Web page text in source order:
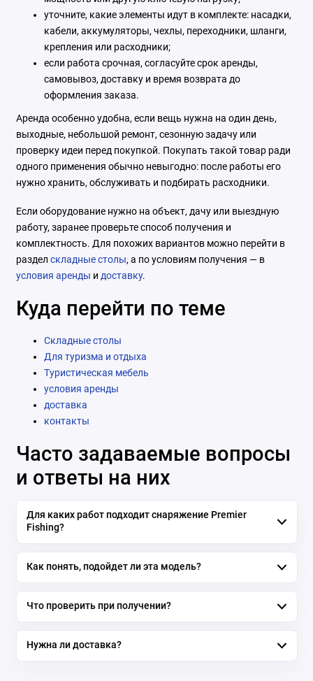
уточните, какие элементы идут в комплекте: насадки,
кабели, аккумуляторы, чехлы, переходники, шланги,
крепления или расходники;
если работа срочная, согласуйте срок аренды,
самовывоз, доставку и время возврата до
оформления заказа.
Аренда особенно удобна, если вещь нужна на один день,
выходные, небольшой ремонт, сезонную задачу или
проверку идеи перед покупкой. Покупать такой товар ради
одного применения обычно невыгодно: после работы его
нужно хранить, обслуживать и подбирать расходники.
Если оборудование нужно на объект, дачу или выездную
работу, заранее проверьте способ получения и
комплектность. Для похожих вариантов можно перейти в
раздел складные столы, а по условиям получения — в
условия аренды и доставку.
Куда перейти по теме
Складные столы
Для туризма и отдыха
Туристическая мебель
условия аренды
доставка
контакты
Часто задаваемые вопросы
и ответы на них
Для каких работ подходит снаряжение Premier
Fishing?
Как понять, подойдет ли эта модель?
Что проверить при получении?
Нужна ли доставка?